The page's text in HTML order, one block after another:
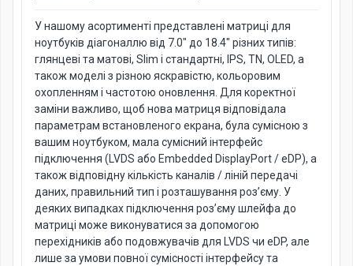
У нашому асортименті представлені матриці для
ноутбуків діагоналлю від 7.0" до 18.4" різних типів:
глянцеві та матові, Slim і стандартні, IPS, TN, OLED, а
також моделі з різною яскравістю, кольоровим
охопленням і частотою оновлення. Для коректної
заміни важливо, щоб нова матриця відповідала
параметрам встановленого екрана, була сумісною з
вашим ноутбуком, мала сумісний інтерфейс
підключення (LVDS або Embedded DisplayPort / eDP), а
також відповідну кількість каналів / ліній передачі
даних, правильний тип і розташування роз’єму. У
деяких випадках підключення роз’єму шлейфа до
матриці може виконуватися за допомогою
перехідників або подовжувачів для LVDS чи eDP, але
лише за умови повної сумісності інтерфейсу та